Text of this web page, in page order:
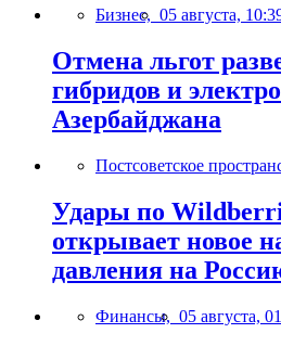
Бизнес, 05 августа,
Отмена льгот
гибридов и
Азербайджана
Постсоветское
Удары по
открывает новое
давления на
Финансы, 05 августа,